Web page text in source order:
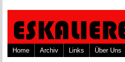
Home Archiv Links Über Uns